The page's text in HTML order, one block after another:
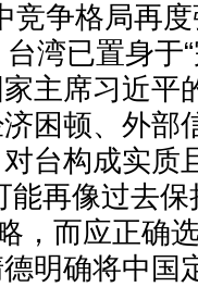
竞争格局再
湾已置身于
主席习近平
困顿、外部
台构成实质
能再像过去
，而应正确
明确将中国